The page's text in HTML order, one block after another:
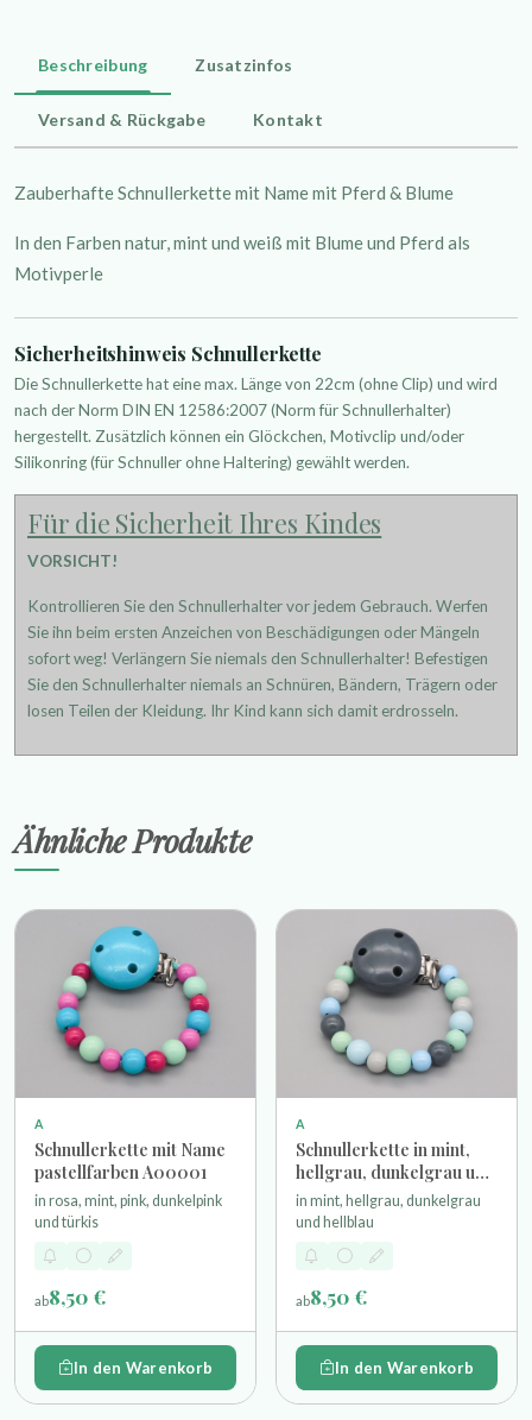
Beschreibung Zusatzinfos
Versand & Rückgabe Kontakt
Zauberhafte Schnullerkette mit Name mit Pferd & Blume
In den Farben natur, mint und weiß mit Blume und Pferd als
Motivperle
Sicherheitshinweis Schnullerkette
Die Schnullerkette hat eine max. Länge von 22cm (ohne Clip) und wird
nach der Norm DIN EN 12586:2007 (Norm für Schnullerhalter)
hergestellt. Zusätzlich können ein Glöckchen, Motivclip und/oder
Silikonring (für Schnuller ohne Haltering) gewählt werden.
Für die Sicherheit Ihres Kindes
VORSICHT!
Kontrollieren Sie den Schnullerhalter vor jedem Gebrauch. Werfen
Sie ihn beim ersten Anzeichen von Beschädigungen oder Mängeln
sofort weg! Verlängern Sie niemals den Schnullerhalter! Befestigen
Sie den Schnullerhalter niemals an Schnüren, Bändern, Trägern oder
losen Teilen der Kleidung. Ihr Kind kann sich damit erdrosseln.
Ähnliche Produkte
A
Schnullerkette mit Name
pastellfarben A00001
in rosa, mint, pink, dunkelpink
und türkis
ab8,50 €
In den Warenkorb
A
Schnullerkette in mint,
hellgrau, dunkelgrau und
hellblau
in mint, hellgrau, dunkelgrau
und hellblau
ab8,50 €
In den Warenkorb